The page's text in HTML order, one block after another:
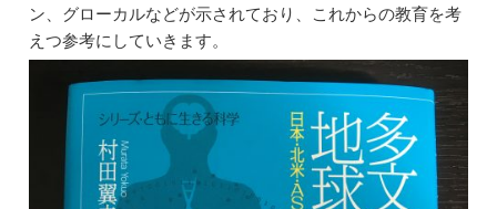
ン、グローカルなどが示されており、これからの教育を考
えつ参考にしていきます。